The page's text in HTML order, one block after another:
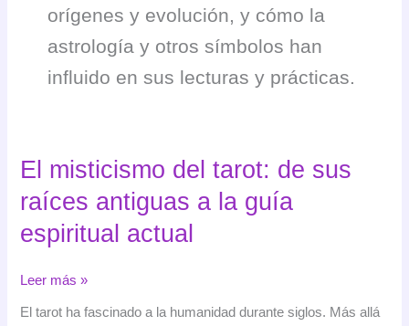
orígenes y evolución, y cómo la
astrología y otros símbolos han
influido en sus lecturas y prácticas.
El misticismo del tarot: de sus
raíces antiguas a la guía
espiritual actual
El
Leer más »
El tarot ha fascinado a la humanidad durante siglos. Más allá